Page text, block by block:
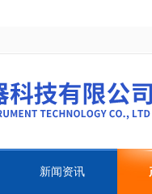
新闻资讯